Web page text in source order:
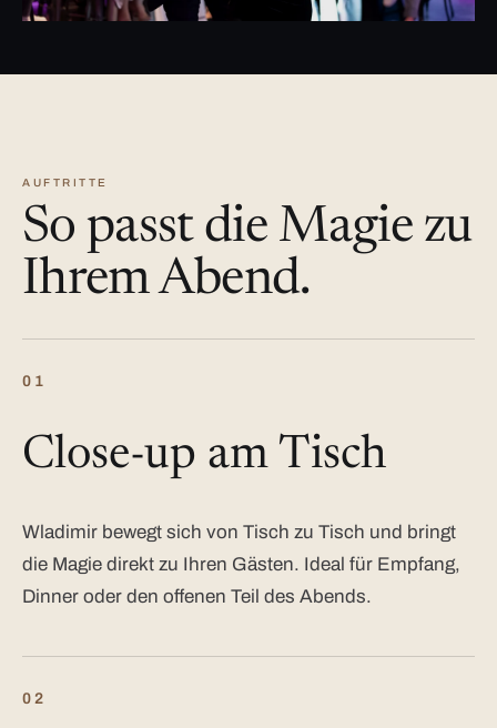
AUFTRITTE
So passt die Magie zu
Ihrem Abend.
01
Close-up am Tisch
Wladimir bewegt sich von Tisch zu Tisch und bringt
die Magie direkt zu Ihren Gästen. Ideal für Empfang,
Dinner oder den offenen Teil des Abends.
02